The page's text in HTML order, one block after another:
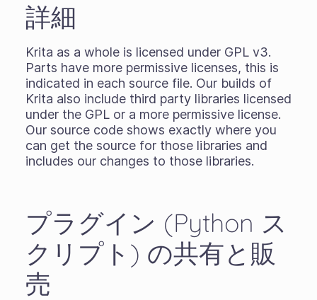
詳細
Krita as a whole is licensed under GPL v3.
Parts have more permissive licenses, this is
indicated in each source file. Our builds of
Krita also include third party libraries licensed
under the GPL or a more permissive license.
Our source code shows exactly where you
can get the source for those libraries and
includes our changes to those libraries.
プラグイン (Python ス
クリプト) の共有と販
売